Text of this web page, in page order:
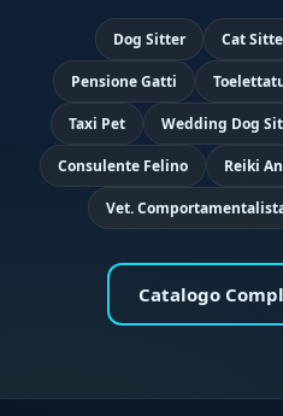
Dog Sitter Cat
Pensione Gatti
Taxi Pet Wedding Dog
Consulente Felino Reiki
Vet.
Catalogo